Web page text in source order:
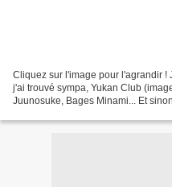
Cliquez sur l'image pour l'agrandir !
j'ai trouvé sympa, Yukan Club
Juunosuke, Bages Minami... Et